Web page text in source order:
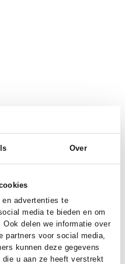
Over
advertenties te
media te bieden en om
delen we informatie over
partners voor social media,
kunnen deze gegevens
die u aan ze heeft verstrekt